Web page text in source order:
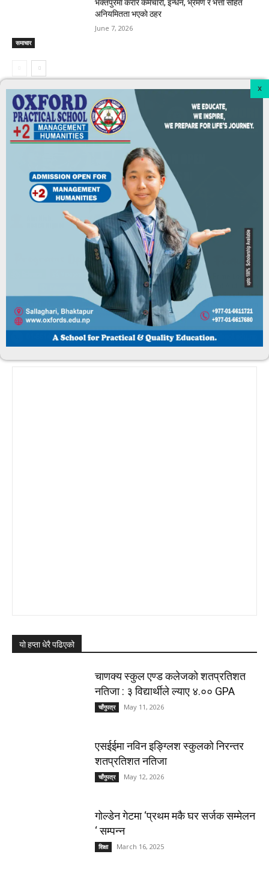
समाचार
भक्तपुरमा करार कर्मचारी, इन्धन, भ्रमण र भत्ता सहित
अनियमितता भएकाे ठहर
June 7, 2026
यो हप्ता धेरै पढिएको
चाणक्य स्कुल एण्ड कलेजको शतप्रतिशत
नतिजा : ३ विद्यार्थीले ल्याए ४.०० GPA
चाँगुपत्र May 11, 2026
एसईईमा नविन इङ्ग्लिश स्कुलको निरन्तर
शतप्रतिशत नतिजा
चाँगुपत्र May 12, 2026
गोल्डेन गेटमा ‘प्रथम मकै घर सर्जक सम्मेलन
‘ सम्पन्न
शिक्षा March 16, 2025